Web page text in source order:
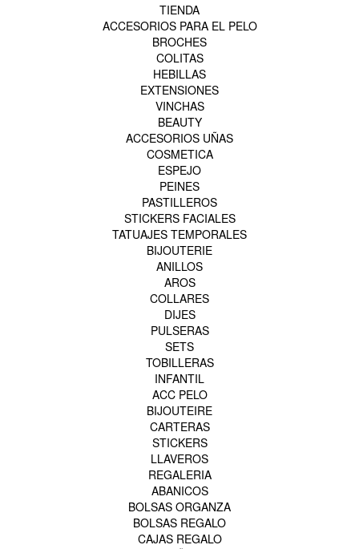
TIENDA
ACCESORIOS PARA EL PELO
BROCHES
COLITAS
HEBILLAS
EXTENSIONES
VINCHAS
BEAUTY
ACCESORIOS UÑAS
COSMETICA
ESPEJO
PEINES
PASTILLEROS
STICKERS FACIALES
TATUAJES TEMPORALES
BIJOUTERIE
ANILLOS
AROS
COLLARES
DIJES
PULSERAS
SETS
TOBILLERAS
INFANTIL
ACC PELO
BIJOUTEIRE
CARTERAS
STICKERS
LLAVEROS
REGALERIA
ABANICOS
BOLSAS ORGANZA
BOLSAS REGALO
CAJAS REGALO